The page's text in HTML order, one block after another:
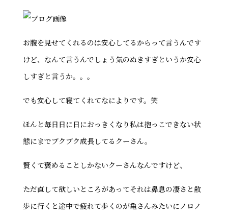
お腹を見せてくれるのは安心してるからって言うんです
けど、なんて言うんでしょう気のぬきすぎというか安心
しすぎと言うか。。。
でも安心して寝てくれてなによりです。笑
ほんと毎日日に日におっきくなり私は抱っこできない状
態にまでブクブク成長してるクーさん。
賢くて褒めることしかないクーさんなんですけど、
ただ直して欲しいところがあってそれは鼻息の凄さと散
歩に行くと途中で疲れて歩くのが亀さんみたいにノロノ